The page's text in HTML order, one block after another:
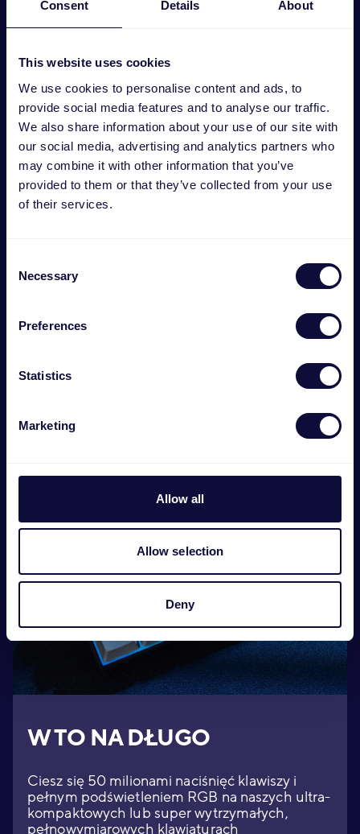
Consent Details About
This website uses cookies
We use cookies to personalise content and ads, to
provide social media features and to analyse our traffic.
We also share information about your use of our site with
our social media, advertising and analytics partners who
may combine it with other information that you’ve
provided to them or that they’ve collected from your use
of their services.
Selection
Necessary
Preferences
Statistics
Marketing
Allow all
Allow selection
Deny
RÓB SWOJE RUCHY
gamingowych. Łatwe w użyciu, stylowe, pełne
niesamowitych funkcji i o wysokiej wydajności –
W TO NA DŁUGO
Ciesz się 50 milionami naciśnięć klawiszy i
pełnym podświetleniem RGB na naszych ultra-
kompaktowych lub super wytrzymałych,
pełnowymiarowych klawiaturach